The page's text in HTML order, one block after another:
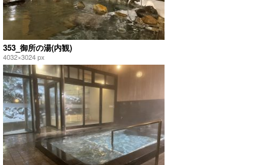
353_御所の湯(内観)
4032×3024 px